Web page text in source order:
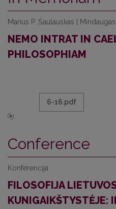
Marius P. Šaulauskas |
NEMO INTRAT IN
PHILOSOPHIAM
6-16.pdf
Conference
Konferencija
FILOSOFIJA
KUNIGAIKŠTYSTĖJE: